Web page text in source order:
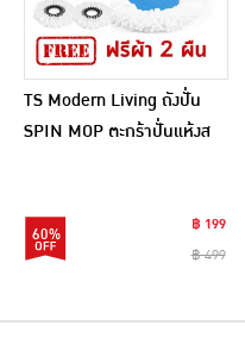
TS Modern Living ถังปั่น
SPIN MOP ตะกร้าปั่นแห้งส
60%
฿ 199
฿ 499